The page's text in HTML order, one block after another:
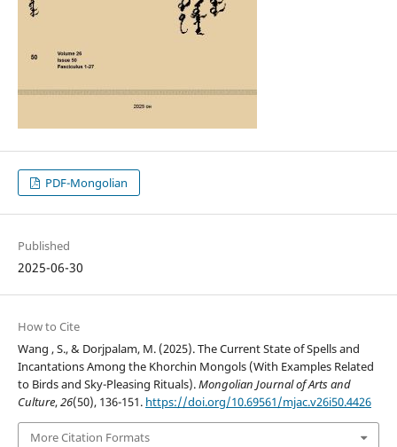
PDF-Mongolian
Published
2025-06-30
How to Cite
Wang , S., & Dorjpalam, M. (2025). The Current State оf Spells аnd
Incantations Among the Khorchin Mongols (With Examples Related
to Birds and Sky-Pleasing Rituals).Mongolian Journal of Arts and
Culture,26(50), 136-151. https://doi.org/10.69561/mjac.v26i50.4426
More Citation Formats